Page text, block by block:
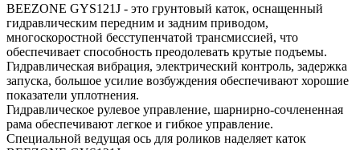
BEEZONE GYS121J - это грунтовый каток, оснащенный
гидравлическим передним и задним приводом,
многоскоростной бесступенчатой трансмиссией, что
обеспечивает способность преодолевать крутые подъемы.
Гидравлическая вибрация, электрический контроль, задержка
запуска, большое усилие возбуждения обеспечивают хорошие
показатели уплотнения.
Гидравлическое рулевое управление, шарнирно-сочлененная
рама обеспечивают легкое и гибкое управление.
Специальной ведущая ось для роликов наделяет каток